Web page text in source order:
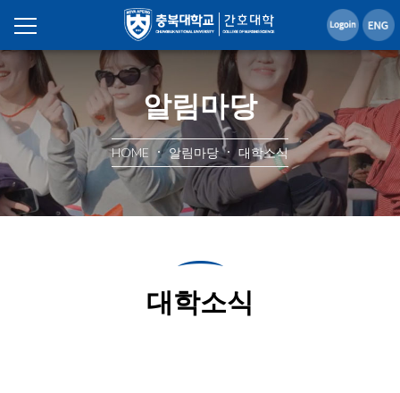
알림마당
HOME 알림마당 대학소식
대학소식